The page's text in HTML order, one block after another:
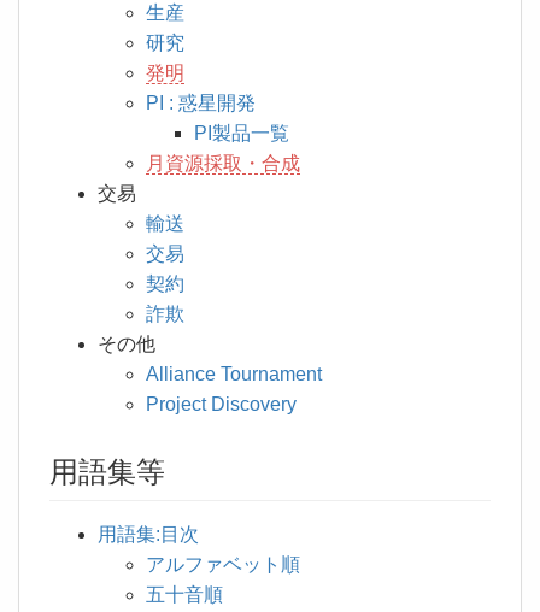
生産
研究
発明
PI : 惑星開発
PI製品一覧
月資源採取・合成
交易
輸送
交易
契約
詐欺
その他
Alliance Tournament
Project Discovery
用語集等
用語集:目次
アルファベット順
五十音順